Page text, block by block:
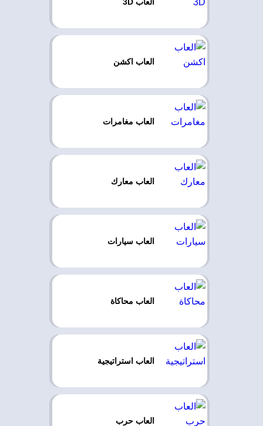
العاب اكشن
العاب مغامرات
العاب معارك
العاب سيارات
العاب محاكاة
العاب استراتيجية
العاب حرب